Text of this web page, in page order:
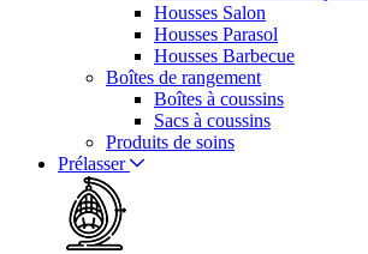
Housses Salon
Housses Parasol
Housses Barbecue
Boîtes de rangement
Boîtes à coussins
Sacs à coussins
Produits de soins
Prélasser